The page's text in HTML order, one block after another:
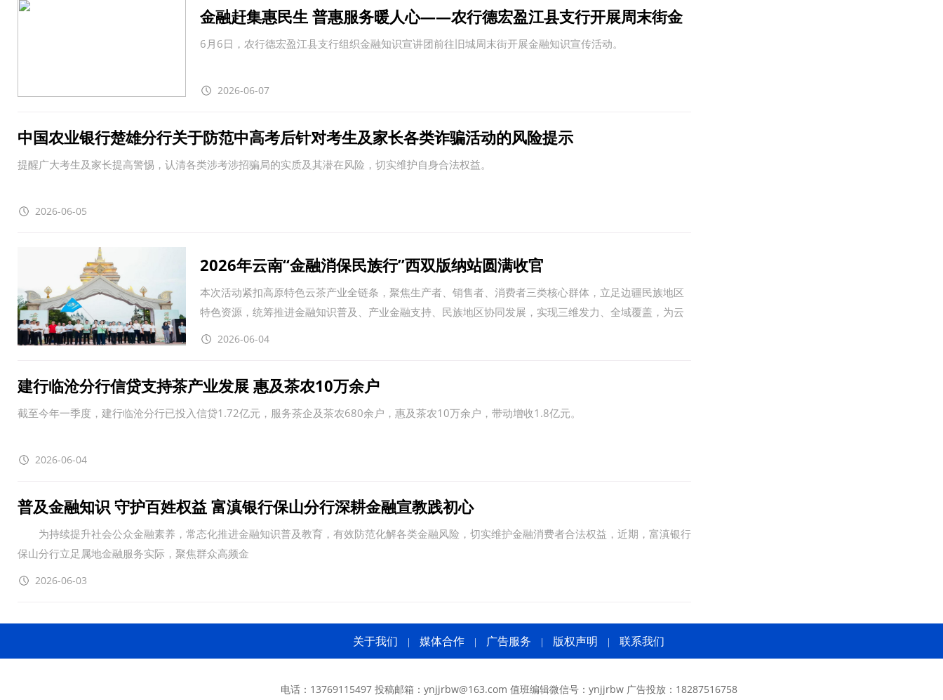
金融赶集惠民生 普惠服务暖人心——农行德宏盈江县支行开展周末街金
融知识宣传活动
6月6日，农行德宏盈江县支行组织金融知识宣讲团前往旧城周末街开展金融知识宣传活动。
2026-06-07
中国农业银行楚雄分行关于防范中高考后针对考生及家长各类诈骗活动的风险提示
提醒广大考生及家长提高警惕，认清各类涉考涉招骗局的实质及其潜在风险，切实维护自身合法权益。
2026-06-05
2026年云南“金融消保民族行”西双版纳站圆满收官
本次活动紧扣高原特色云茶产业全链条，聚焦生产者、销售者、消费者三类核心群体，立足边疆民族地区
特色资源，统筹推进金融知识普及、产业金融支持、民族地区协同发展，实现三维发力、全域覆盖，为云
茶产业
2026-06-04
建行临沧分行信贷支持茶产业发展 惠及茶农10万余户
截至今年一季度，建行临沧分行已投入信贷1.72亿元，服务茶企及茶农680余户，惠及茶农10万余户，带动增收1.8亿元。
2026-06-04
普及金融知识 守护百姓权益 富滇银行保山分行深耕金融宣教践初心
为持续提升社会公众金融素养，常态化推进金融知识普及教育，有效防范化解各类金融风险，切实维护金融消费者合法权益，近期，富滇银行
保山分行立足属地金融服务实际，聚焦群众高频金
2026-06-03
关于我们 媒体合作 广告服务 版权声明 联系我们
电话：13769115497 投稿邮箱：ynjjrbw@163.com 值班编辑微信号：ynjjrbw 广告投放：18287516758